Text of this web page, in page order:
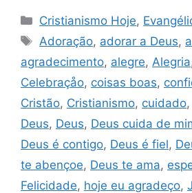
Categorias
Cristianismo Hoje,
Tags
Adoração, adorar a Deus,
agradecimento, alegre, Alegria
Celebraçåo, coisas boas,
Cristão, Cristianismo, cuidado,
Deus, Deus, Deus cuida de
Deus é contigo, Deus é fiel,
te abençoe, Deus te ama,
Felicidade, hoje eu agradeço,